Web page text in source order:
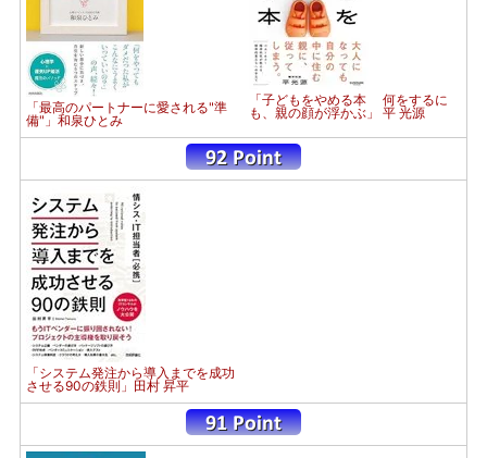
「最高のパートナーに愛される"準
備"」和泉ひとみ
「子どもをやめる本 何をするに
も、親の顔が浮かぶ」 平 光源
「システム発注から導入までを成功
させる90の鉄則」田村 昇平